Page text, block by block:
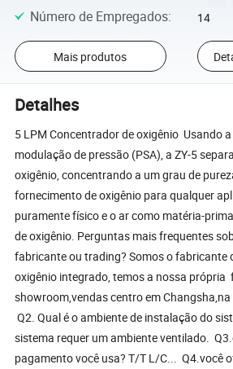
Número de Empregados: 14
Mais produtos
Detalhes
5 LPM Concentrador de oxigênio Usando
modulação de pressão (PSA), a ZY-5
oxigênio, concentrando a um grau de
fornecimento de oxigênio para qualquer
puramente físico e o ar como matéria-
de oxigênio. Perguntas mais frequentes
fabricante ou trading? Somos o fabricante
oxigênio integrado, temos a nossa própria
showroom,vendas centro em
Q2. Qual é o ambiente de instalação do
sistema requer um ambiente ventilado.
pagamento você usa? T/T L/C... Q4.você